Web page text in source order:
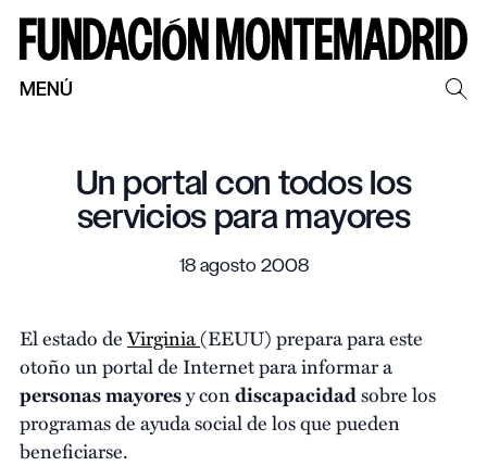
MENÚ
Un portal con todos los
servicios para mayores
18 agosto 2008
El estado deVirginia(EEUU) prepara para este
otoño un portal de Internet para informar a
personas mayoresy condiscapacidadsobre los
programas de ayuda social de los que pueden
beneficiarse.